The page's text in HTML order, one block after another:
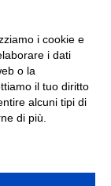
pacchi nelle
| Genova
50.000€ |
i cookie e
i dati
o la
il tuo diritto
alcuni tipi di
di più.